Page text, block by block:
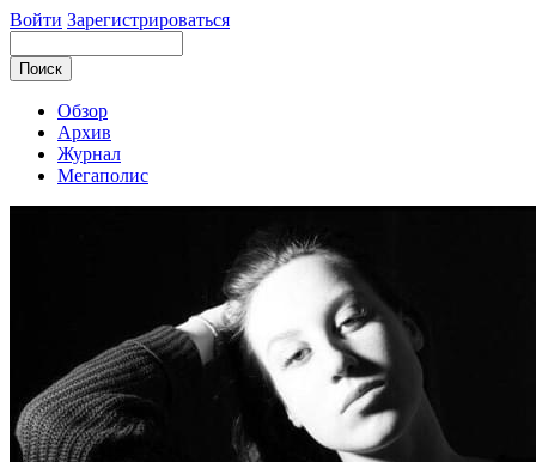
Войти Зарегистрироваться
Обзор
Архив
Журнал
Мегаполис